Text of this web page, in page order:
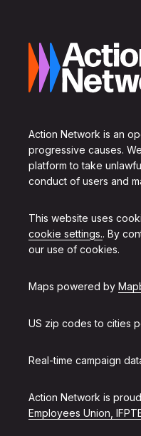
Action Network is an
progressive causes.
platform to take
conduct of users and
This website uses
cookie settings.. By
our use of cookies.
Maps powered by
US zip codes to cities
Real-time campaign
Action Network is
Employees Union,